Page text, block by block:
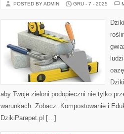
POSTED BY ADMIN GRU - 7 - 2025
aby Twoje zieloni podopieczni nie tylko
warunkach. Zobacz: Kompostowanie i
DzikiParapet.pl […]